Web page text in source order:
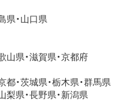
県・山口県
山県・滋賀県・京都府
都・茨城県・栃木県・群馬県
梨県・長野県・新潟県